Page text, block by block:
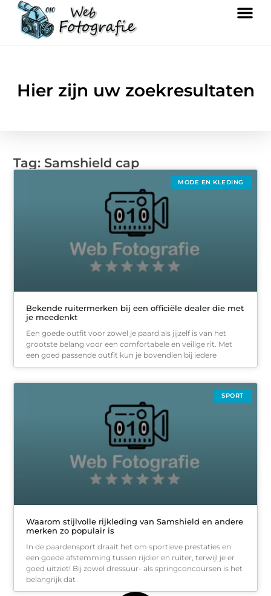
Hier zijn uw zoekresultaten
Tag: Samshield cap
MODE EN KLEDING
Bekende ruitermerken bij een officiële dealer die met
je meedenkt
Een goede outfit voor zowel je paard als jijzelf is van het
grootste belang voor een comfortabele en veilige rit. Met
een goed passende outfit kun je bovendien bij iedere
SPORT
Waarom stijlvolle rijkleding van Samshield en andere
merken zo populair is
In de paardensport draait het om sportieve prestaties en
een goede afstemming tussen rijdier en ruiter, terwijl je er
goed uitziet! Bij zowel dressuur- als springconcoursen is het
belangrijk dat